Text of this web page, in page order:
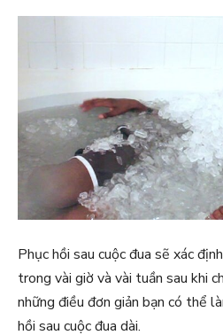
Phục hồi sau cuộc đua sẽ xác
trong vài giờ và vài tuần sau khi
những điều đơn giản bạn có thể
hồi sau cuộc đua dài.